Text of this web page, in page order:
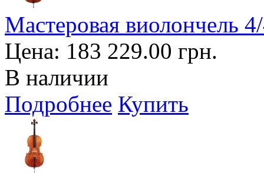
Мастеровая виолончель
Цена: 183 229.00 грн.
В наличии
Подробнее Купить